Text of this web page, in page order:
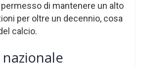
di mantenere un alto
per oltre un decennio, cosa
calcio.